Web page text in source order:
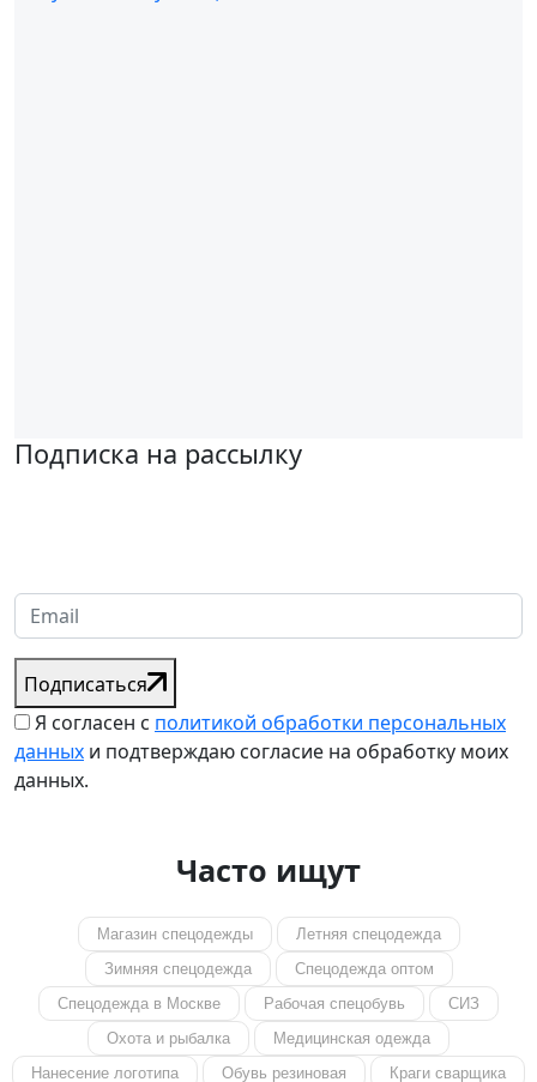
Подписка на рассылку
Подписаться
Я согласен с политикой обработки персональных
данных и подтверждаю согласие на обработку моих
данных.
Часто ищут
Магазин спецодежды
Летняя спецодежда
Зимняя спецодежда
Спецодежда оптом
Спецодежда в Москве
Рабочая спецобувь
СИЗ
Охота и рыбалка
Медицинская одежда
Нанесение логотипа
Обувь резиновая
Краги сварщика